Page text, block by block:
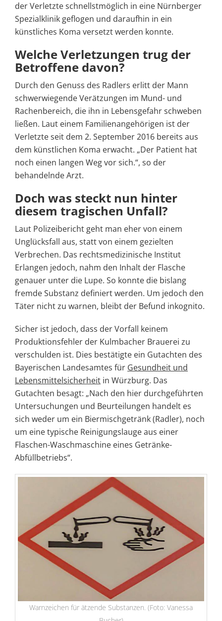
der Verletzte schnellstmöglich in eine Nürnberger
Spezialklinik geflogen und daraufhin in ein
künstliches Koma versetzt werden konnte.
Welche Verletzungen trug der
Betroffene davon?
Durch den Genuss des Radlers erlitt der Mann
schwerwiegende Verätzungen im Mund- und
Rachenbereich, die ihn in Lebensgefahr schweben
ließen. Laut einem Familienangehörigen ist der
Verletzte seit dem 2. September 2016 bereits aus
dem künstlichen Koma erwacht. „Der Patient hat
noch einen langen Weg vor sich.“, so der
behandelnde Arzt.
Doch was steckt nun hinter
diesem tragischen Unfall?
Laut Polizeibericht geht man eher von einem
Unglücksfall aus, statt von einem gezielten
Verbrechen. Das rechtsmedizinische Institut
Erlangen jedoch, nahm den Inhalt der Flasche
genauer unter die Lupe. So konnte die bislang
fremde Substanz definiert werden. Um jedoch den
Täter nicht zu warnen, bleibt der Befund inkognito.
Sicher ist jedoch, dass der Vorfall keinem
Produktionsfehler der Kulmbacher Brauerei zu
verschulden ist. Dies bestätigte ein Gutachten des
Bayerischen Landesamtes für Gesundheit und
Lebensmittelsicherheit in Würzburg. Das
Gutachten besagt: „Nach den hier durchgeführten
Untersuchungen und Beurteilungen handelt es
sich weder um ein Biermischgetränk (Radler), noch
um eine typische Reinigungslauge aus einer
Flaschen-Waschmaschine eines Getränke-
Abfüllbetriebs“.
Warnzeichen für ätzende Substanzen. (Foto: Vanessa